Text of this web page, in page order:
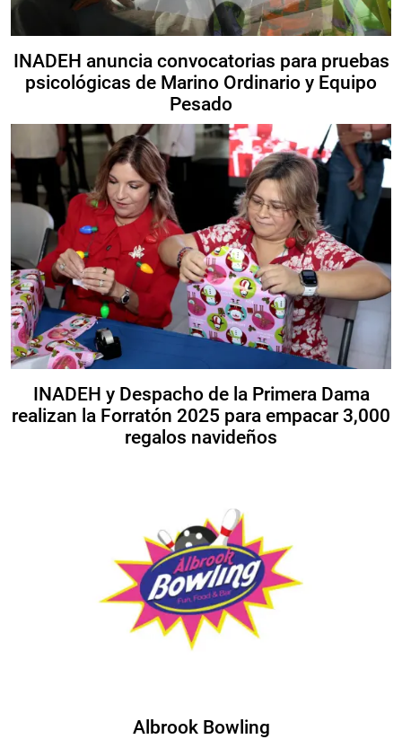
INADEH anuncia convocatorias para pruebas
psicológicas de Marino Ordinario y Equipo
Pesado
INADEH y Despacho de la Primera Dama
realizan la Forratón 2025 para empacar 3,000
regalos navideños
Albrook Bowling